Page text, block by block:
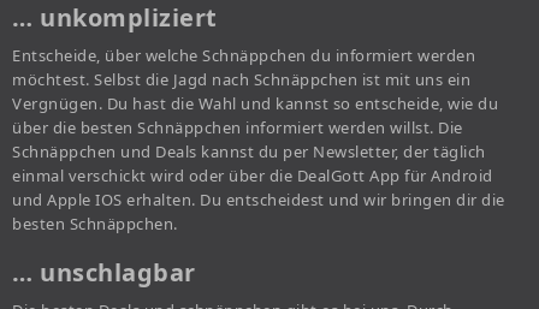
… unkompliziert
Entscheide, über welche Schnäppchen du informiert werden
möchtest. Selbst die Jagd nach Schnäppchen ist mit uns ein
Vergnügen. Du hast die Wahl und kannst so entscheide, wie du
über die besten Schnäppchen informiert werden willst. Die
Schnäppchen und Deals kannst du per Newsletter, der täglich
einmal verschickt wird oder über die DealGott App für Android
und Apple IOS erhalten. Du entscheidest und wir bringen dir die
besten Schnäppchen.
… unschlagbar